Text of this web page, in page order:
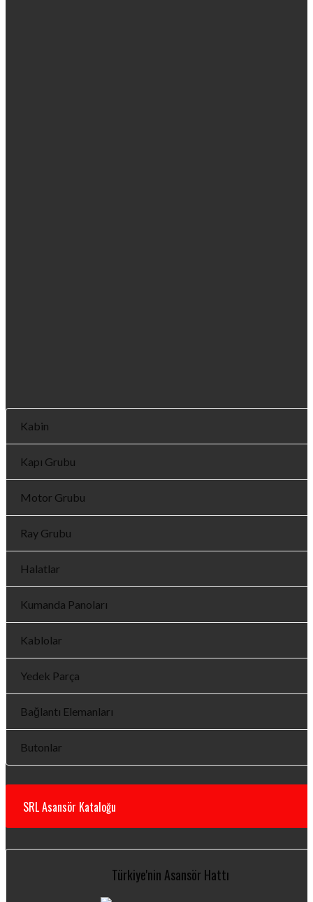
Kabin
Kapı Grubu
Motor Grubu
Ray Grubu
Halatlar
Kumanda Panoları
Kablolar
Yedek Parça
Bağlantı Elemanları
Butonlar
SRL Asansör Kataloğu
Türkiye'nin Asansör Hattı